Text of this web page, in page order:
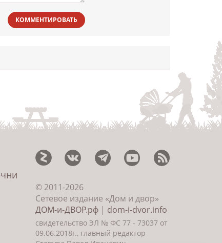
КОММЕНТИРОВАТЬ
© 2011-2026
Сетевое издание «Дом и двор»
ДОМ-и-ДВОР.рф| dom-i-dvor.info
свидетельство ЭЛ № ФС 77 - 73037 от
09.06.2018г., главный редактор